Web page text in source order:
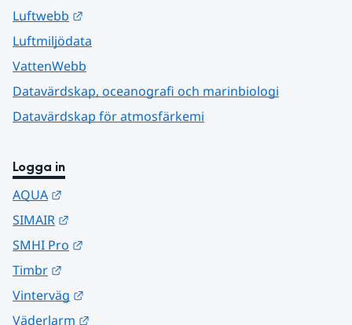
Luftwebb
Luftmiljödata
VattenWebb
Datavärdskap, oceanografi och marinbiologi
Datavärdskap för atmosfärkemi
Logga in
AQUA
SIMAIR
SMHI Pro
Timbr
Vinterväg
Väderlarm